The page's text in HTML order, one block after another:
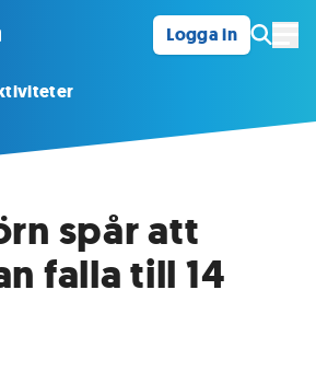
Logga in
spår att
falla till 14